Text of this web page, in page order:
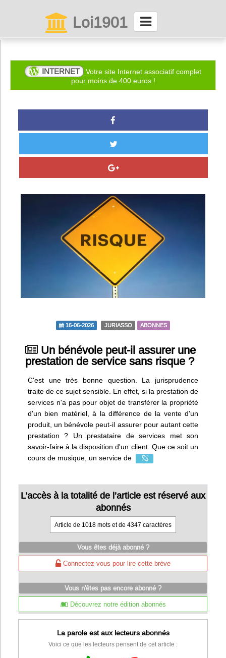
Loi1901
Connexion
Partager
Divers
Désabo Lettrasso
Nous contacter
INTERNET
Votre site Internet associatif complet
pour moins de 400 euros !
16-06-2026 JURIASSO ABONNES
Un bénévole peut-il assurer une
prestation de service sans risque ?
C'est une très bonne question. La jurisprudence
traite de ce sujet sensible. En effet, si la prestation de
services n'a pas pour objet de transférer la propriété
d'un bien matériel, à la différence de la vente d'un
produit, un bénévole peut-il assurer pour autant cette
prestation ? Un prestataire de services met son
savoir-faire à la disposition d'un client. Que ce soit un
cours de musique, un service de
L’accès à la totalité de l’article est réservé aux
abonnés
Article de 1018 mots et de 4347 caractères
Vous êtes déjà abonné ?
Connectez-vous pour lire cette brève
Vous n'êtes pas encore abonné ?
Découvrez notre édition abonnés
La parole est aux lecteurs abonnés
Voici ce que les lecteurs pensent de cet article :